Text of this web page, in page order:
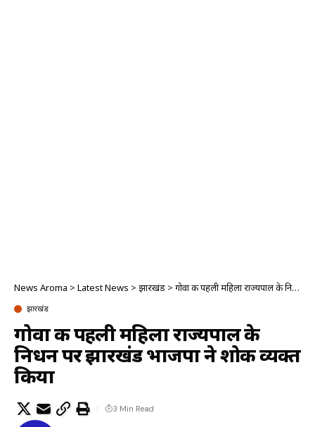
News Aroma > Latest News > झारखंड > गोवा की पहली महिला राज्यपाल के निधन पर झारखंड भाजपा ने शोक व्यक्त किया
झारखंड
गोवा की पहली महिला राज्यपाल के
निधन पर झारखंड भाजपा ने शोक व्यक्त
किया
3 Min Read